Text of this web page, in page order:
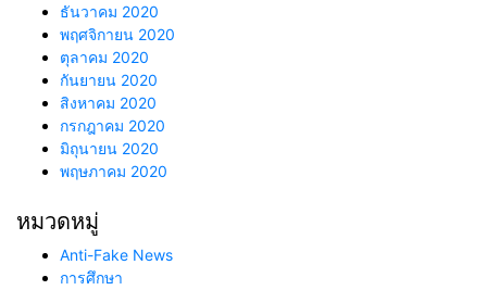
ธันวาคม 2020
พฤศจิกายน 2020
ตุลาคม 2020
กันยายน 2020
สิงหาคม 2020
กรกฎาคม 2020
มิถุนายน 2020
พฤษภาคม 2020
หมวดหมู่
Anti-Fake News
การศึกษา